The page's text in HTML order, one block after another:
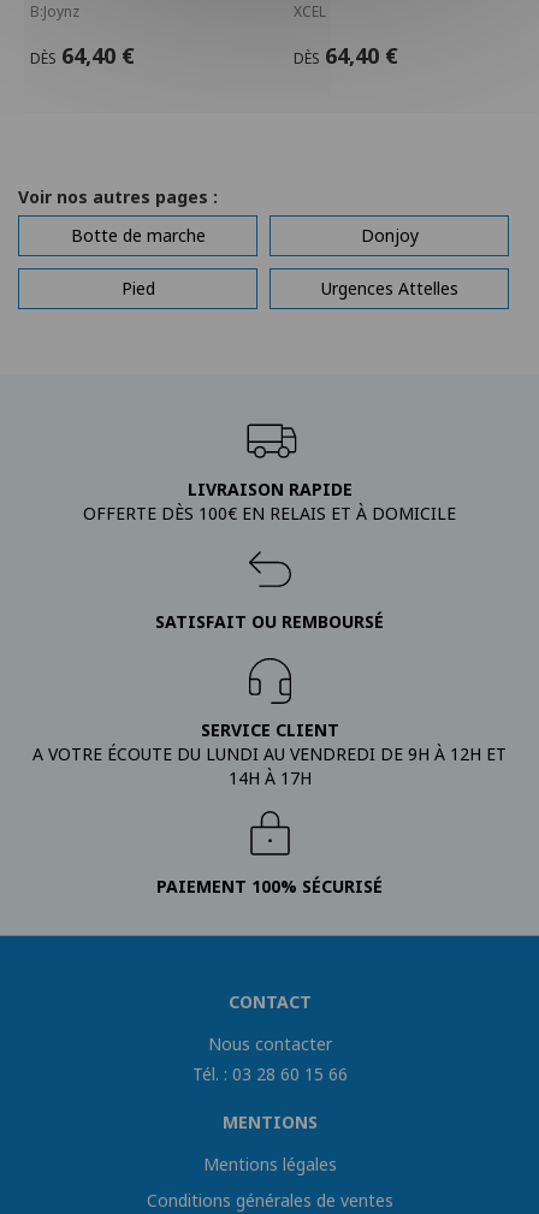
B:Joynz
DÈS 64,40 €
XCEL
DÈS 64,40 €
Voir nos autres pages :
Botte de marche
Donjoy
Pied Urgences Attelles
LIVRAISON RAPIDE
OFFERTE DÈS 100€ EN RELAIS ET À DOMICILE
SATISFAIT OU REMBOURSÉ
SERVICE CLIENT
A VOTRE ÉCOUTE DU LUNDI AU VENDREDI DE 9H À 12H ET
14H À 17H
PAIEMENT 100% SÉCURISÉ
CONTACT
Nous contacter
Tél. : 03 28 60 15 66
MENTIONS
Mentions légales
Conditions générales de ventes